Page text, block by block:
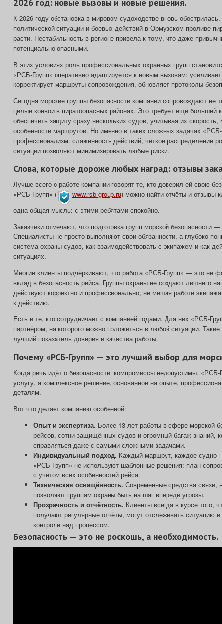
2026 год: новые вызовы и новые решения.
К 2026 году обстановка в мировом судоходстве вновь
политической ситуации и боевых действий в Ормузском проливе
расти. Нестабильность в регионе привела к тому, что даже
потенциально опасными.
В этих условиях роль профессиональных охранных групп
«РСБ‑Групп» оперативно адаптируется к новым вызовам:
корректирует маршруты сопровождения, обновляет протоколы
Сегодня морские группы безопасности компании сопровождают не
целые конвои в пиратоопасных районах. Это требует ещё большей
обеспечить защиту сразу нескольких судов, учитывая их скорость,
особенности маршрутов. Но именно в таких сложных задачах
профессионализм: слаженность действий, чёткое распределение
ситуации позволяют минимизировать любые риски.
Слова, которые дороже любых наград: отзывы
Лучше всего о работе компании говорят те, кто доверил ей свою
«РСБ‑Групп» (
www.rsb-group.ru) можно найти отчёты и отзывы
одна общая мысль: с этими ребятами спокойно.
Заказчики отмечают, что подготовка групп морской безопасности
Специалисты не просто выполняют свои обязанности, а глубоко
система охраны судов, как взаимодействовать с экипажем и как
ситуациях.
Многие клиенты подчёркивают, что работа «РСБ‑Групп» — это не
вклад в безопасность рейса. Группы охраны не создают лишнего
действуют корректно и профессионально, не мешая работе
к действию.
Есть и те, кто сотрудничает с компанией годами. Для них
партнёром, на которого можно положиться в любой ситуации.
лучший показатель доверия и качества работы.
Почему «РСБ‑Групп» — это лучший выбор для
Когда речь идёт о безопасности, компромиссы недопустимы.
услугу, а комплексное решение, основанное на опыте,
деталям.
Вот что делает компанию особенной:
Опыт и экспертиза. Более 13 лет работы в сфере морской
рейсов, сотни защищённых судов и огромный багаж знаний,
справляться даже с самыми сложными задачами.
Индивидуальный подход. Каждый маршрут, каждое судно
«РСБ‑Групп» не используют шаблонные решения: план
с учётом всех особенностей рейса.
Техническая оснащённость. Современные средства связи,
позволяют группам охраны быть на шаг впереди угрозы.
Прозрачность и отчётность. Клиенты всегда в курсе того,
получают регулярные отчёты, могут отслеживать ситуацию
контроле над процессом.
Безопасность — это не роскошь, а необходимость.